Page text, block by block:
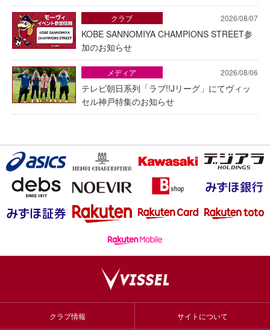
2026/08/07
KOBE SANNOMIYA CHAMPIONS STREET参
加のお知らせ
クラブ
2026/08/06
テレビ朝日系列「ラブ!!Jリーグ」にてヴィッ
セル神戸特集のお知らせ
メディア
クラブ情報 サイトについて